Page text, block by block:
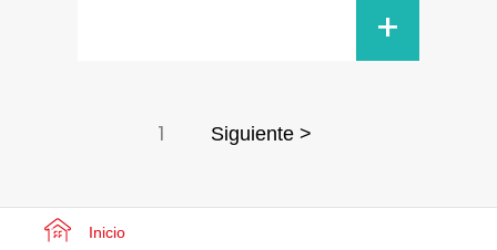
+
1 Siguiente >
Inicio